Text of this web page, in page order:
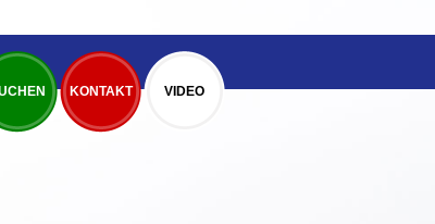
KONTAKT VIDEO